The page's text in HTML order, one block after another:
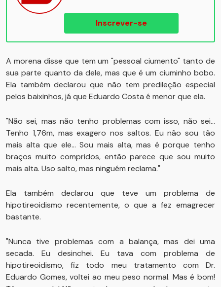
Inscrever-se
A morena disse que tem um "pessoal ciumento" tanto de
sua parte quanto da dele, mas que é um ciuminho bobo.
Ela também declarou que não tem predileção especial
pelos baixinhos, já que Eduardo Costa é menor que ela.
"Não sei, mas não tenho problemas com isso, não sei...
Tenho 1,76m, mas exagero nos saltos. Eu não sou tão
mais alta que ele... Sou mais alta, mas é porque tenho
braços muito compridos, então parece que sou muito
mais alta. Uso salto, mas ninguém reclama."
Ela também declarou que teve um problema de
hipotireoidismo recentemente, o que a fez emagrecer
bastante.
"Nunca tive problemas com a balança, mas dei uma
secada. Eu desinchei. Eu tava com problema de
hipotireoidismo, fiz todo meu tratamento com Dr.
Eduardo Gomes, voltei ao meu peso normal. Mas é bom!